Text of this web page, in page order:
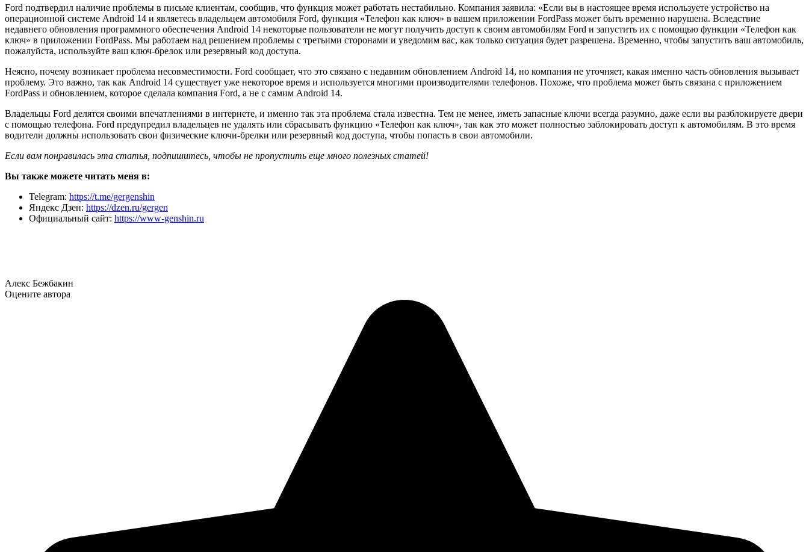
Ford подтвердил наличие проблемы в письме клиентам, сообщив, что функция может работать нестабильно. Компания заявила: «Если вы в настоящее время используете устройство на
операционной системе Android 14 и являетесь владельцем автомобиля Ford, функция «Телефон как ключ» в вашем приложении FordPass может быть временно нарушена. Вследствие
недавнего обновления программного обеспечения Android 14 некоторые пользователи не могут получить доступ к своим автомобилям Ford и запустить их с помощью функции «Телефон как
ключ» в приложении FordPass. Мы работаем над решением проблемы с третьими сторонами и уведомим вас, как только ситуация будет разрешена. Временно, чтобы запустить ваш автомобиль,
пожалуйста, используйте ваш ключ-брелок или резервный код доступа.
Неясно, почему возникает проблема несовместимости. Ford сообщает, что это связано с недавним обновлением Android 14, но компания не уточняет, какая именно часть обновления вызывает
проблему. Это важно, так как Android 14 существует уже некоторое время и используется многими производителями телефонов. Похоже, что проблема может быть связана с приложением
FordPass и обновлением, которое сделала компания Ford, а не с самим Android 14.
Владельцы Ford делятся своими впечатлениями в интернете, и именно так эта проблема стала известна. Тем не менее, иметь запасные ключи всегда разумно, даже если вы разблокируете двери
с помощью телефона. Ford предупредил владельцев не удалять или сбрасывать функцию «Телефон как ключ», так как это может полностью заблокировать доступ к автомобилям. В это время
водители должны использовать свои физические ключи-брелки или резервный код доступа, чтобы попасть в свои автомобили.
Если вам понравилась эта статья, подпишитесь, чтобы не пропустить еще много полезных статей!
Вы также можете читать меня в:
Telegram: https://t.me/gergenshin
Яндекс Дзен: https://dzen.ru/gergen
Официальный сайт: https://www-genshin.ru
Алекс Бежбакин
Оцените автора